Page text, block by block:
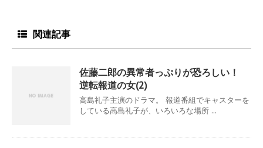
関連記事
佐藤二郎の異常者っぷりが恐ろしい！
逆転報道の女(2)
高島礼子主演のドラマ。 報道番組でキャスターを
している高島礼子が、いろいろな場所 ...